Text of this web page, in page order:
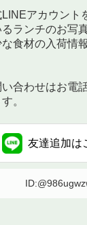
アカウント
ランチのお写
食材の入荷情
合わせはお電
。
友達追加は